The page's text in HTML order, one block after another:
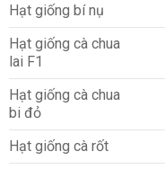
Hạt giống bí nụ
Hạt giống cà chua
lai F1
Hạt giống cà chua
bi đỏ
Hạt giống cà rốt